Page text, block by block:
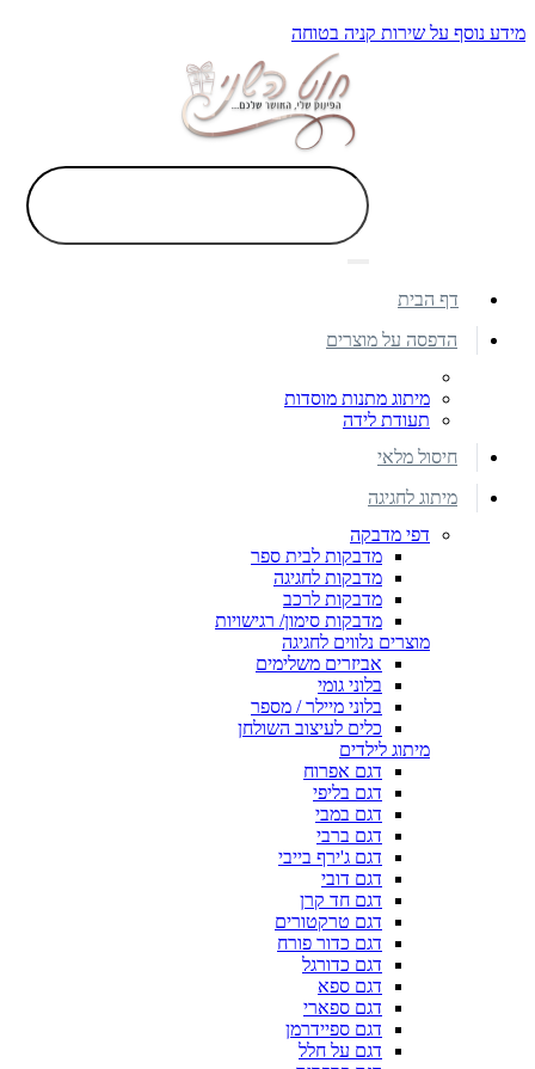
מידע נוסף על שירות קניה בטוחה
דף הבית
הדפסה על מוצרים
מיתוג מתנות מוסדות
תעודת לידה
חיסול מלאי
מיתוג לחגיגה
דפי מדבקה
מדבקות לבית ספר
מדבקות לחגיגה
מדבקות לרכב
מדבקות סימון/ רגישויות
מוצרים נלווים לחגיגה
אביזרים משלימים
בלוני גומי
בלוני מיילר / מספר
כלים לעיצוב השולחן
מיתוג לילדים
דגם אפרוח
דגם בליפי
דגם במבי
דגם ברבי
דגם ג'ירף בייבי
דגם דובי
דגם חד קרן
דגם טרקטורים
דגם כדור פורח
דגם כדורגל
דגם ספא
דגם ספארי
דגם ספיידרמן
דגם על חלל